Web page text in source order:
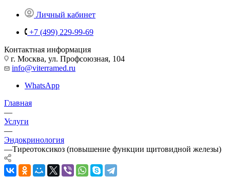
Личный кабинет
+7 (499) 229-99-69
Контактная информация
г. Москва, ул. Профсоюзная, 104
info@viterramed.ru
WhatsApp
Главная
—
Услуги
—
Эндокринология
—Тиреотоксикоз (повышение функции щитовидной железы)